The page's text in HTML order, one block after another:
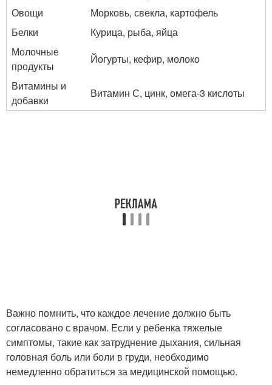
Овощи
Морковь, свекла, картофель
Белки
Курица, рыба, яйца
Молочные
продукты
Йогурты, кефир, молоко
Витамины и
добавки
Витамин С, цинк, омега-3 кислоты
Важно помнить, что каждое лечение должно быть
согласовано с врачом. Если у ребенка тяжелые
симптомы, такие как затруднение дыхания, сильная
головная боль или боли в груди, необходимо
немедленно обратиться за медицинской помощью.